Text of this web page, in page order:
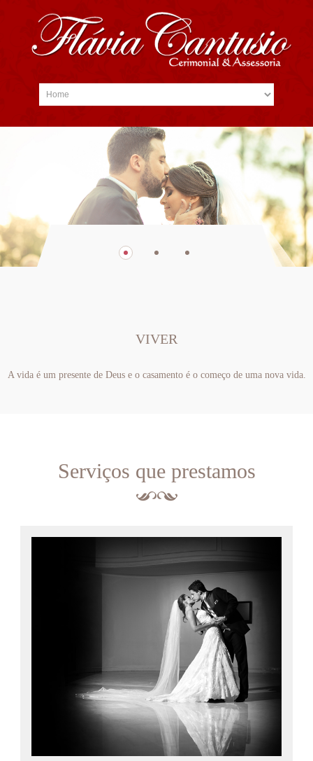
VIVER
A vida é um presente de Deus e o casamento é o começo de uma nova vida.
Serviços que prestamos